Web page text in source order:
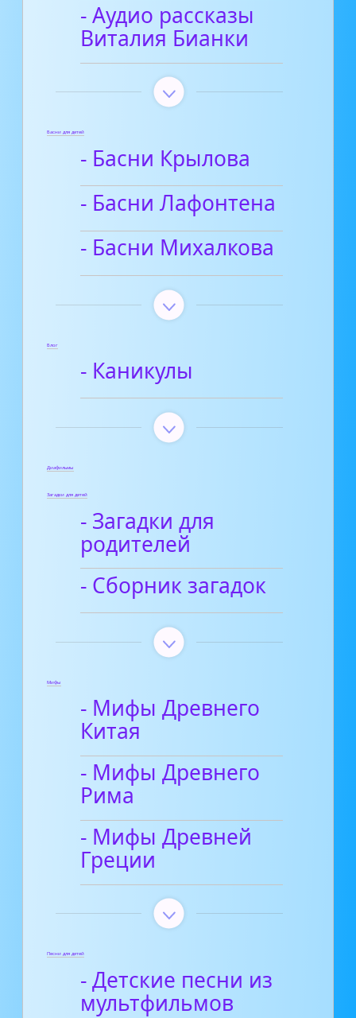
- Аудио рассказы
Виталия Бианки
Басни для детей
- Басни Крылова
- Басни Лафонтена
- Басни Михалкова
Блог
- Каникулы
Диафильмы
Загадки для детей
- Загадки для
родителей
- Сборник загадок
Мифы
- Мифы Древнего
Китая
- Мифы Древнего
Рима
- Мифы Древней
Греции
Песни для детей
- Детские песни из
мультфильмов